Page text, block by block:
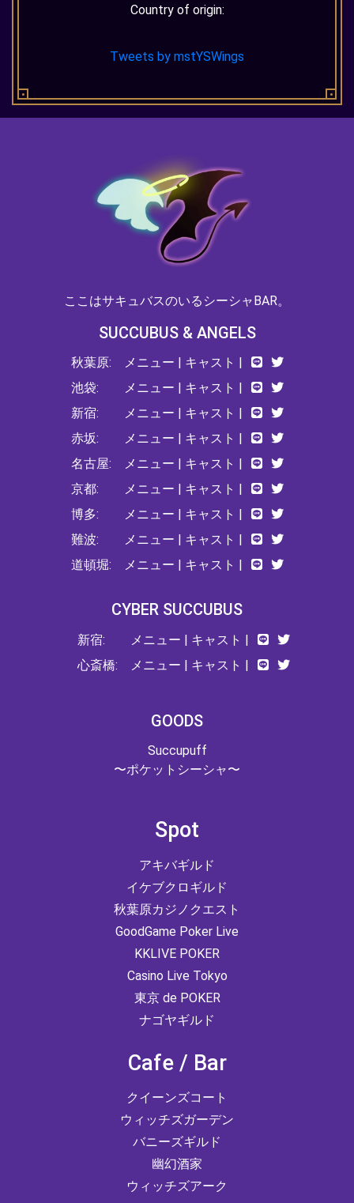
Country of origin:
Tweets by mstYSWings
ここはサキュバスのいるシーシャBAR。
SUCCUBUS & ANGELS
秋葉原:
池袋:
新宿:
赤坂:
名古屋:
京都:
博多:
難波:
道頓堀:
メニュー キャスト
メニュー
キャスト
メニュー
キャスト
メニュー
キャスト
メニュー
キャスト
メニュー
キャスト
メニュー
キャスト
メニュー
キャスト
メニュー
キャスト
CYBER SUCCUBUS
新宿:
心斎橋:
メニュー | キャスト |
メニュー | キャスト |
GOODS
Succupuff
〜ポケットシーシャ〜
Spot
アキバギルド
イケブクロギルド
秋葉原カジノクエスト
GoodGame Poker Live
KKLIVE POKER
Casino Live Tokyo
東京 de POKER
ナゴヤギルド
Cafe / Bar
クイーンズコート
ウィッチズガーデン
バニーズギルド
幽幻酒家
ウィッチズアーク